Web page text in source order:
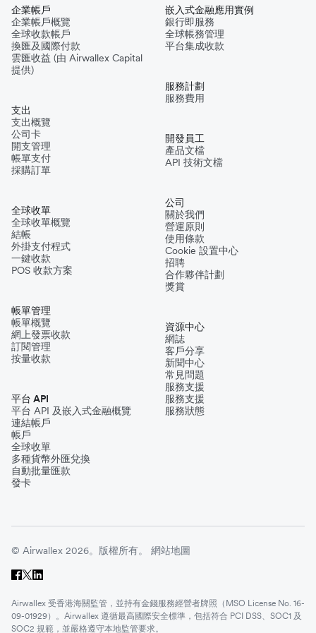
企業帳戶
企業帳戶概覽
全球收款帳戶
換匯及國際付款
雲匯收益 (由 Airwallex Capital
提供)
支出
支出概覽
公司卡
開支管理
帳單支付
採購訂單
全球收單
全球收單概覽
結帳
外掛支付程式
一鍵收款
POS 收款方案
帳單管理
帳單概覽
網上發票收款
訂閱管理
按量收款
平台 API
平台 API 及嵌入式金融概覽
連結帳戶
帳戶
全球收單
多種貨幣外匯兌換
自動批量匯款
發卡
嵌入式金融應用實例
銀行即服務
全球帳務管理
平台集成收款
服務計劃
服務費用
開發員工
產品文檔
API 技術文檔
公司
關於我們
營運原則
使用條款
Cookie 設置中心
招聘
合作夥伴計劃
獎賞
資源中心
網誌
客戶分享
新聞中心
常見問題
服務支援
服務支援
服務狀態
© Airwallex 2026。版權所有。 網站地圖
Airwallex 受香港海關監管，並持有金錢服務經營者牌照（MSO License No. 16-
09-01929）。Airwallex 遵循最高國際安全標準，包括符合 PCI DSS、SOC1 及
SOC2 規範，並嚴格遵守本地監管要求。